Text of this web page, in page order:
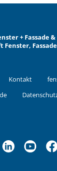
+ Fassade &
Fenster,
Kontakt